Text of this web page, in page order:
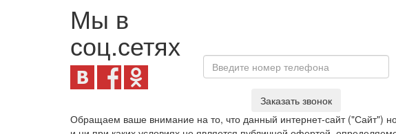
Мы в
соц.сетях
Заказать звонок
Обращаем ваше внимание на то, что данный интернет-сайт ("Сайт")